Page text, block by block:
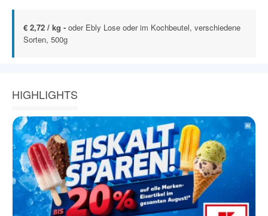
€ 2,72 / kg - oder Ebly Lose oder im Kochbeutel, verschiedene
Sorten, 500g
HIGHLIGHTS